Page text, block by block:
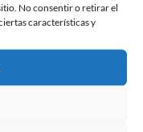
No consentir o retirar el
características y